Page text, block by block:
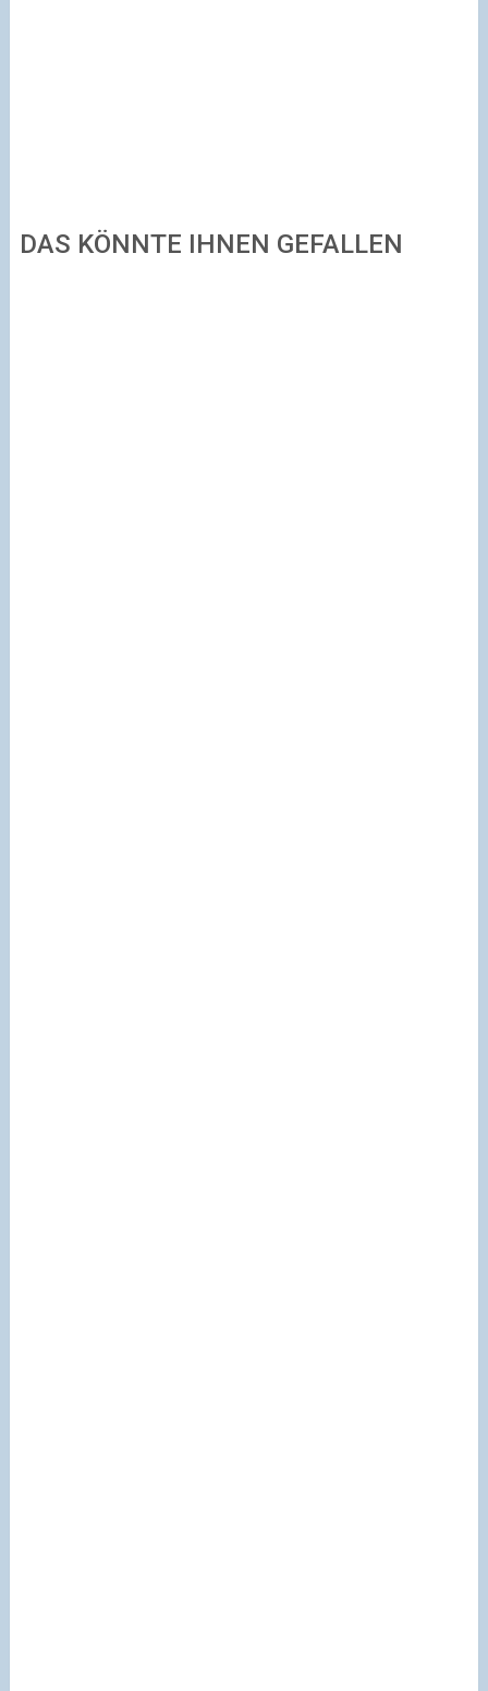
DAS KÖNNTE IHNEN GEFALLEN